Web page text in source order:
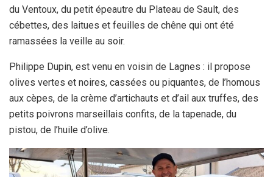
du Ventoux, du petit épeautre du Plateau de Sault, des
cébettes, des laitues et feuilles de chêne qui ont été
ramassées la veille au soir.
Philippe Dupin, est venu en voisin de Lagnes : il propose
olives vertes et noires, cassées ou piquantes, de l’homous
aux cèpes, de la crème d’artichauts et d’ail aux truffes, des
petits poivrons marseillais confits, de la tapenade, du
pistou, de l’huile d’olive.